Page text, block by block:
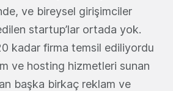
ve bireysel girişimciler
startup’lar ortada yok.
kadar firma temsil ediliyordu
ve hosting hizmetleri sunan
başka birkaç reklam ve